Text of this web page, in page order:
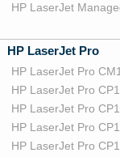
HP LaserJet
HP LaserJet Pro
HP LaserJet Pro
HP LaserJet Pro
HP LaserJet Pro
HP LaserJet Pro
HP LaserJet Pro